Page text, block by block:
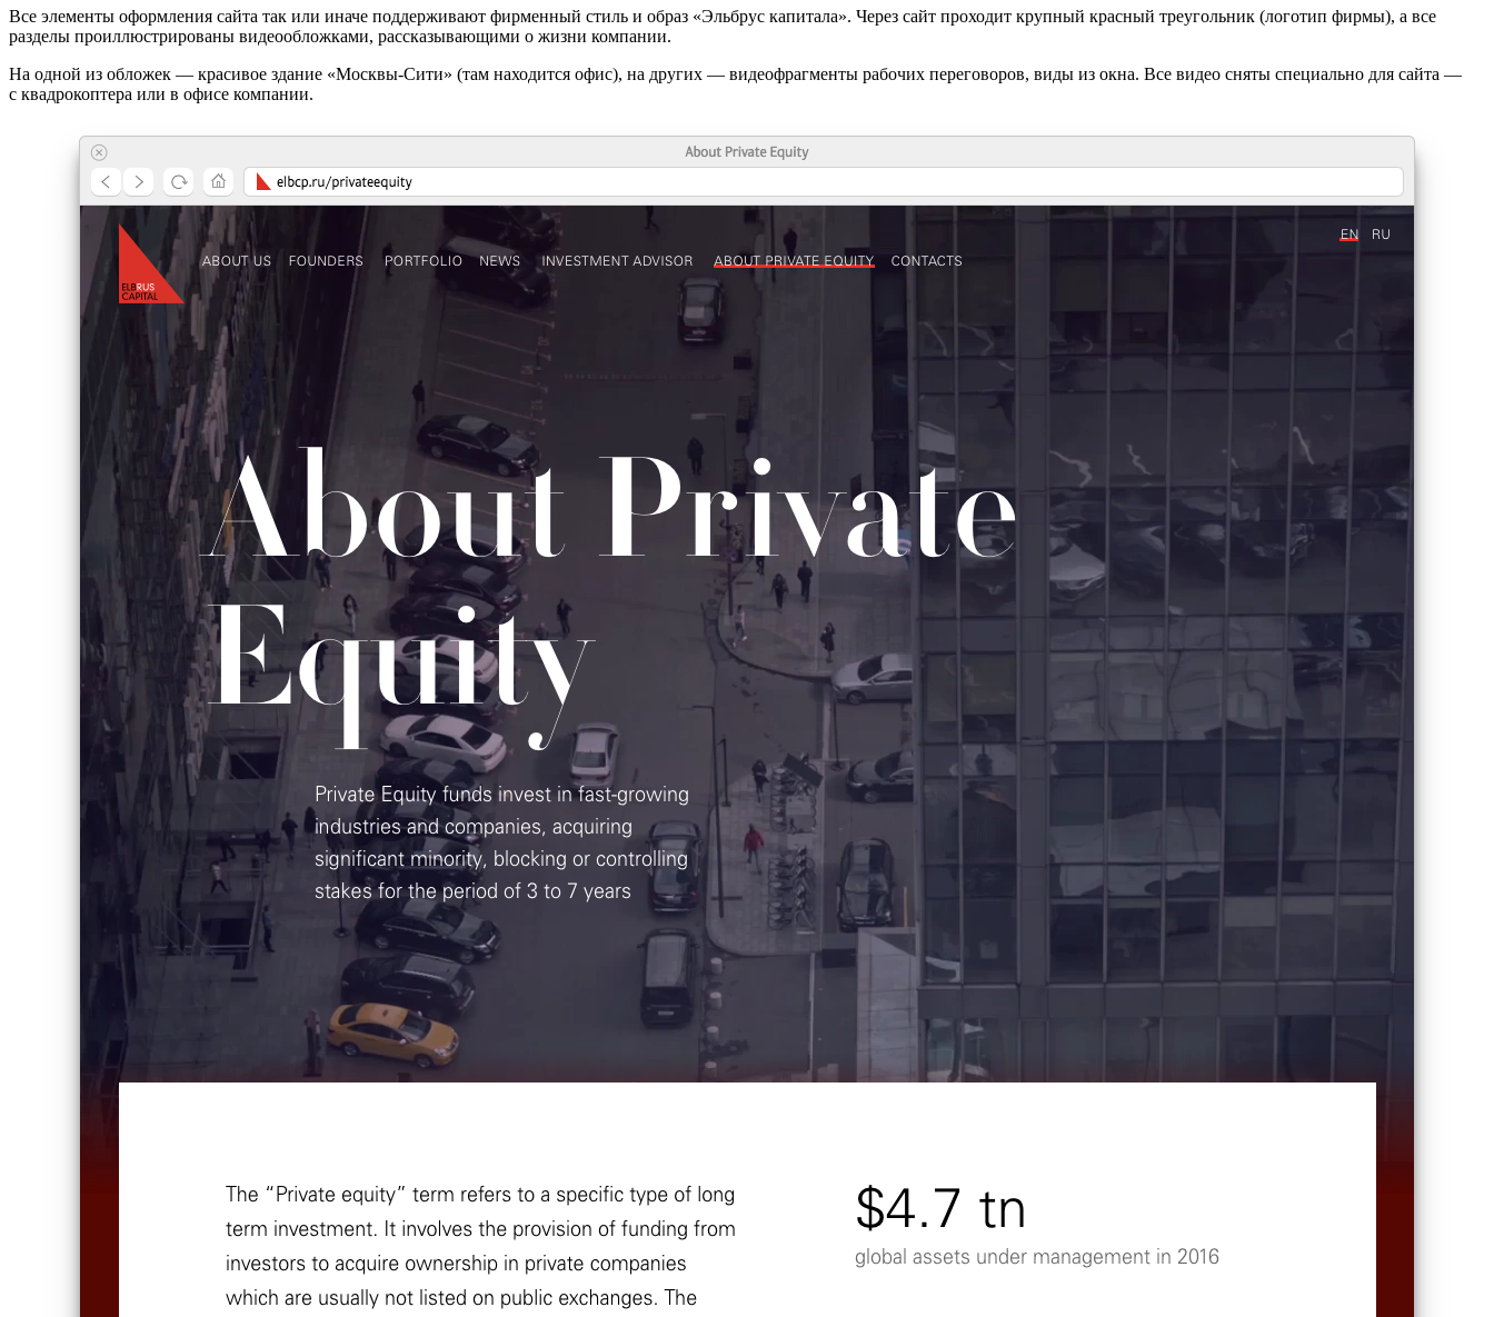
Все элементы оформления сайта так или иначе поддерживают фирменный стиль и образ «Эльбрус капитала». Через сайт проходит крупный красный треугольник (логотип фирмы), а все
разделы проиллюстрированы видеообложками, рассказывающими о жизни компании.
На одной из обложек — красивое здание «Москвы-Сити» (там находится офис), на других — видеофрагменты рабочих переговоров, виды из окна. Все видео сняты специально для сайта —
с квадрокоптера или в офисе компании.